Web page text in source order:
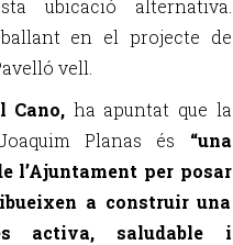
ubicació alternativa.
en el projecte de
vell.
Cano, ha apuntat que la
Planas és “una
l’Ajuntament per posar
a construir una
activa, saludable i